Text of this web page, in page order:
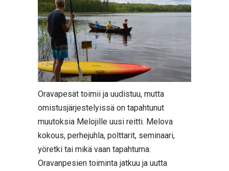
Oravapesät toimii ja uudistuu, mutta
omistusjärjestelyissä on tapahtunut
muutoksia Melojille uusi reitti. Melova
kokous, perhejuhla, polttarit, seminaari,
yöretki tai mikä vaan tapahtuma.
Oravanpesien toiminta jatkuu ja uutta